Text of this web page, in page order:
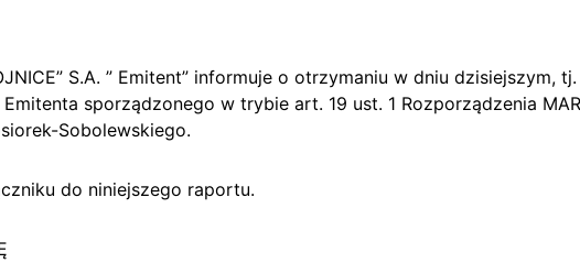
S.A. ” Emitent” informuje o otrzymaniu w dniu dzisiejszym,
sporządzonego w trybie art. 19 ust. 1 Rozporządzenia
Sobolewskiego.
do niniejszego raportu.